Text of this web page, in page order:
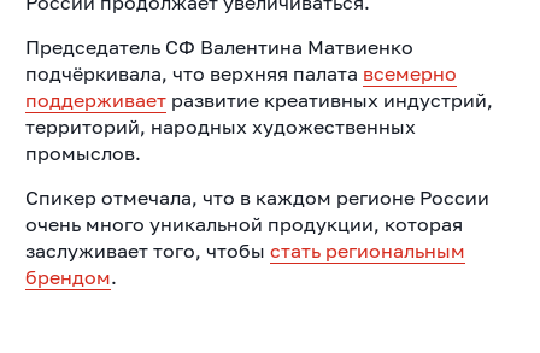
Председатель СФ Валентина Матвиенко
подчёркивала, что верхняя палата всемерно
поддерживаетразвитие креативных индустрий,
территорий, народных художественных
промыслов.
Спикер отмечала, что в каждом регионе России
очень много уникальной продукции, которая
заслуживает того, чтобы стать региональным
брендом.